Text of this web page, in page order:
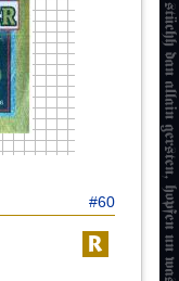
#60